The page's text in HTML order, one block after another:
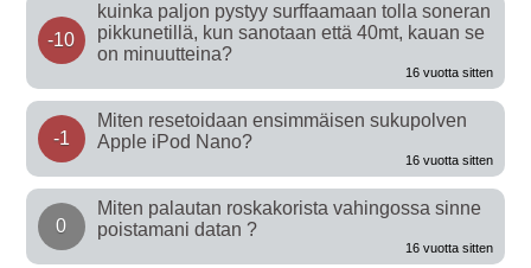
-10
kuinka paljon pystyy surffaamaan tolla soneran
pikkunetillä, kun sanotaan että 40mt, kauan se
on minuutteina?
16 vuotta sitten
-1
Miten resetoidaan ensimmäisen sukupolven
Apple iPod Nano?
16 vuotta sitten
0
Miten palautan roskakorista vahingossa sinne
poistamani datan ?
16 vuotta sitten